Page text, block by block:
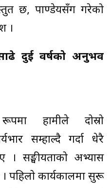
छ, पाण्डेयसँग गरेको
।
दुई वर्षको अनुभव
हामीले दोस्रो
सम्हाल्दै गर्दा धेरै
। सङ्घीयताको अभ्यास
पहिलो कार्यकालमा सुरू